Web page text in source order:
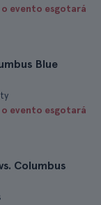
evento esgotará
Blue
evento esgotará
Columbus